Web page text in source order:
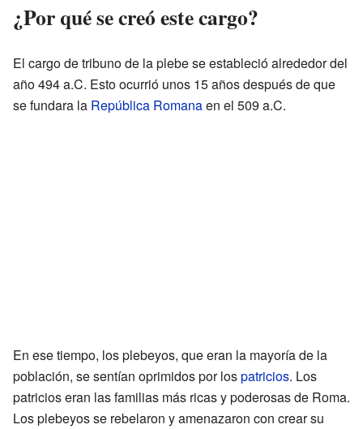
¿Por qué se creó este cargo?
El cargo de tribuno de la plebe se estableció alrededor del
año 494 a.C. Esto ocurrió unos 15 años después de que
se fundara la República Romanaen el 509 a.C.
En ese tiempo, los plebeyos, que eran la mayoría de la
población, se sentían oprimidos por lospatricios. Los
patricios eran las familias más ricas y poderosas de Roma.
Los plebeyos se rebelaron y amenazaron con crear su